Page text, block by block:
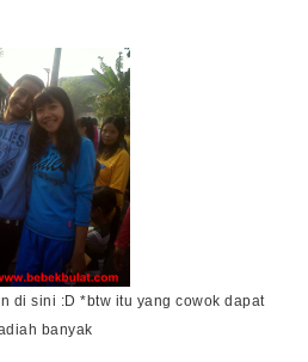
di sini :D *btw itu yang cowok dapat
banyak